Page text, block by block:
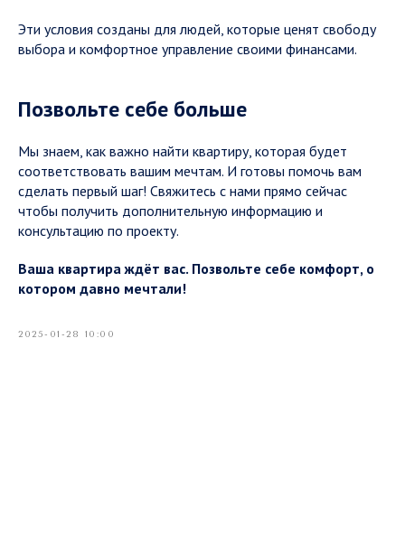
Эти условия созданы для людей, которые ценят свободу
выбора и комфортное управление своими финансами.
Позвольте себе больше
Мы знаем, как важно найти квартиру, которая будет
соответствовать вашим мечтам. И готовы помочь вам
сделать первый шаг! Свяжитесь с нами прямо сейчас
чтобы получить дополнительную информацию и
консультацию по проекту.
Ваша квартира ждёт вас. Позвольте себе комфорт, о
котором давно мечтали!
2025-01-28 10:00